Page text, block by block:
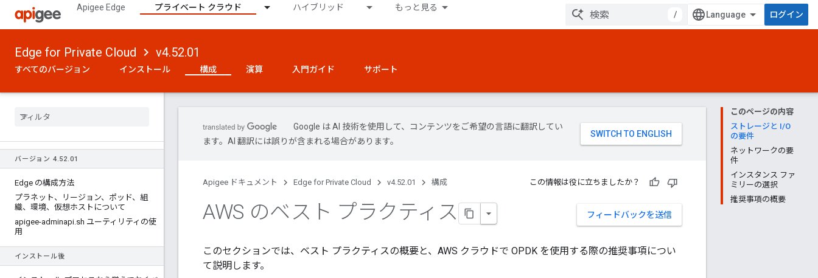
Apigee Edge プライベート クラウド ハイブリッド もっと見る
/ ログイン
Edge for Private Cloud v4.52.01
すべてのバージョン インストール 構成 演算 入門ガイド サポート
バージョン 4.52.01
Edge の構成方法
プラネット、リージョン、ポッド、組
織、環境、仮想ホストについて
apigee-adminapi.sh ユーティリティの使
用
インストール後
このページの内容
ストレージと I/O
の要件
ネットワークの要
件
インスタンス ファ
ミリーの選択
推奨事項の概要
Google は AI 技術を使用して、コンテンツをご希望の言語に翻訳してい
ます。AI 翻訳には誤りが含まれる場合があります。
Apigee ドキュメント Edge for Private Cloud v4.52.01 構成 この情報は役に立ちましたか？
フィードバックを送信
AWS のベスト プラクティス
このセクションでは、ベスト プラクティスの概要と、AWS クラウドで OPDK を使用する際の推奨事項につい
て説明します。